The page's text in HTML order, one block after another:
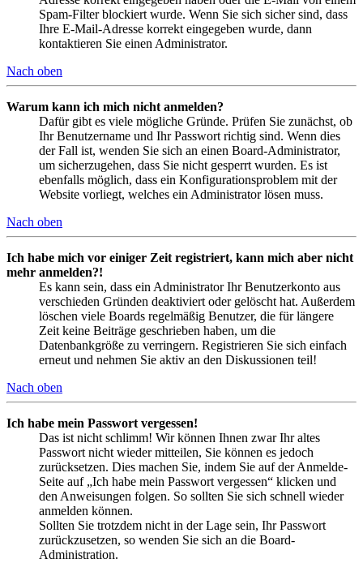
Spam-Filter blockiert wurde. Wenn Sie sich sicher sind, dass
Ihre E-Mail-Adresse korrekt eingegeben wurde, dann
kontaktieren Sie einen Administrator.
Nach oben
Warum kann ich mich nicht anmelden?
Dafür gibt es viele mögliche Gründe. Prüfen Sie zunächst, ob
Ihr Benutzername und Ihr Passwort richtig sind. Wenn dies
der Fall ist, wenden Sie sich an einen Board-Administrator,
um sicherzugehen, dass Sie nicht gesperrt wurden. Es ist
ebenfalls möglich, dass ein Konfigurationsproblem mit der
Website vorliegt, welches ein Administrator lösen muss.
Nach oben
Ich habe mich vor einiger Zeit registriert, kann mich aber nicht
mehr anmelden?!
Es kann sein, dass ein Administrator Ihr Benutzerkonto aus
verschieden Gründen deaktiviert oder gelöscht hat. Außerdem
löschen viele Boards regelmäßig Benutzer, die für längere
Zeit keine Beiträge geschrieben haben, um die
Datenbankgröße zu verringern. Registrieren Sie sich einfach
erneut und nehmen Sie aktiv an den Diskussionen teil!
Nach oben
Ich habe mein Passwort vergessen!
Das ist nicht schlimm! Wir können Ihnen zwar Ihr altes
Passwort nicht wieder mitteilen, Sie können es jedoch
zurücksetzen. Dies machen Sie, indem Sie auf der Anmelde-
Seite auf „Ich habe mein Passwort vergessen“ klicken und
den Anweisungen folgen. So sollten Sie sich schnell wieder
anmelden können.
Sollten Sie trotzdem nicht in der Lage sein, Ihr Passwort
zurückzusetzen, so wenden Sie sich an die Board-
Administration.